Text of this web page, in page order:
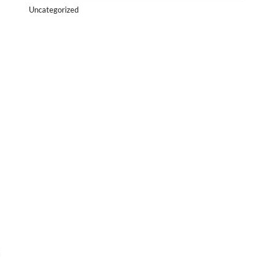
Uncategorized